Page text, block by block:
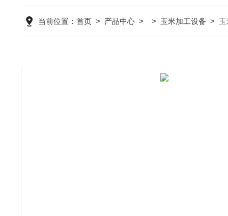
当前位置： 首页> 产品中心> > 玉米加工设备 >